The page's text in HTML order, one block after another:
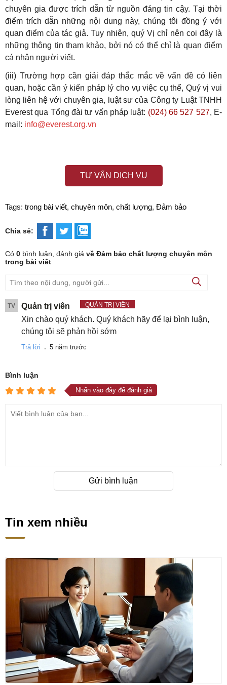
chuyên gia được trích dẫn từ nguồn đáng tin cậy. Tại thời
điểm trích dẫn những nội dung này, chúng tôi đồng ý với
quan điểm của tác giả. Tuy nhiên, quý Vị chỉ nên coi đây là
những thông tin tham khảo, bởi nó có thể chỉ là quan điểm
cá nhân người viết.
(iii) Trường hợp cần giải đáp thắc mắc về vấn đề có liên
quan, hoặc cần ý kiến pháp lý cho vụ việc cụ thể, Quý vị vui
lòng liên hệ với chuyên gia, luật sư của Công ty Luật TNHH
Everest qua Tổng đài tư vấn pháp luật: (024) 66 527 527, E-
mail: info@everest.org.vn
TƯ VẤN DỊCH VỤ
Tags: trong bài viết, chuyên môn, chất lượng, Đảm bảo
Chia sẻ:
Có 0 bình luận, đánh giá về Đảm bảo chất lượng chuyên môn
trong bài viết
TV Quản trị viên QUẢN TRỊ VIÊN
Xin chào quý khách. Quý khách hãy để lại bình luận,
chúng tôi sẽ phản hồi sớm
Trả lời . 5 năm trước
Bình luận
Nhấn vào đây để đánh giá
Gửi bình luận
Tin xem nhiều